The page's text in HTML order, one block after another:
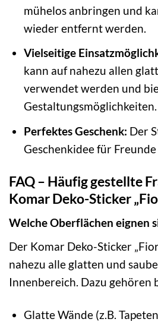
mühelos anbringen und
wieder entfernt werden.
Vielseitige
kann auf nahezu allen
verwendet werden und
Gestaltungsmöglichkeiten.
Perfektes Geschenk: Der
Geschenkidee für
FAQ – Häufig gestellte
Komar Deko-Sticker
Welche Oberflächen eignen
Der Komar Deko-Sticker
nahezu alle glatten und
Innenbereich. Dazu gehören
Glatte Wände (z.B.